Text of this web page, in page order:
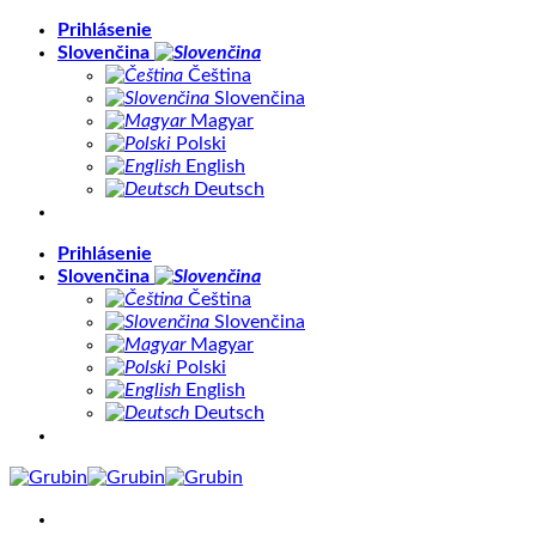
Skip
Prihlásenie
Slovenčina
Čeština
Slovenčina
Magyar
Polski
English
Deutsch
Prihlásenie
Slovenčina
Čeština
Slovenčina
Magyar
Polski
English
Deutsch